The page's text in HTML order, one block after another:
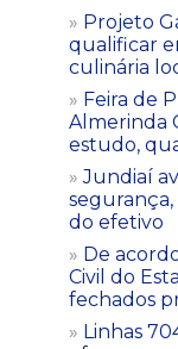
Projeto
qualificar
culinária
Feira de
Almerinda
estudo,
Jundiaí
segurança,
do efetivo
De
Civil do
fechados
Linhas